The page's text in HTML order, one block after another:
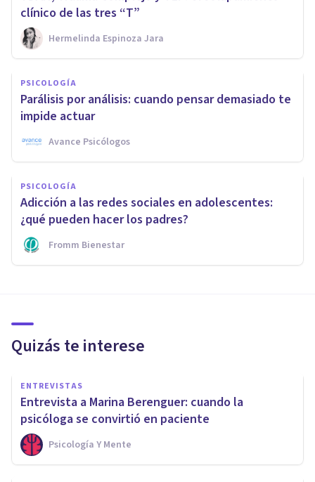
clínico de las tres “T”
Hermelinda Espinoza Jara
PSICOLOGÍA
Parálisis por análisis: cuando pensar demasiado te
impide actuar
Avance Psicólogos
PSICOLOGÍA
Adicción a las redes sociales en adolescentes:
¿qué pueden hacer los padres?
Fromm Bienestar
Quizás te interese
ENTREVISTAS
Entrevista a Marina Berenguer: cuando la
psicóloga se convirtió en paciente
Psicología Y Mente